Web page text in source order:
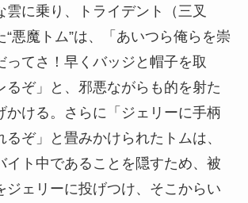
雲に乗り、トライデント（三叉
“悪魔トム”は、「あいつら俺らを崇
ってさ！早くバッジと帽子を取
るぞ」と、邪悪ながらも的を射た
かける。さらに「ジェリーに手柄
るぞ」と畳みかけられたトムは、
イト中であることを隠すため、被
ジェリーに投げつけ、そこからい